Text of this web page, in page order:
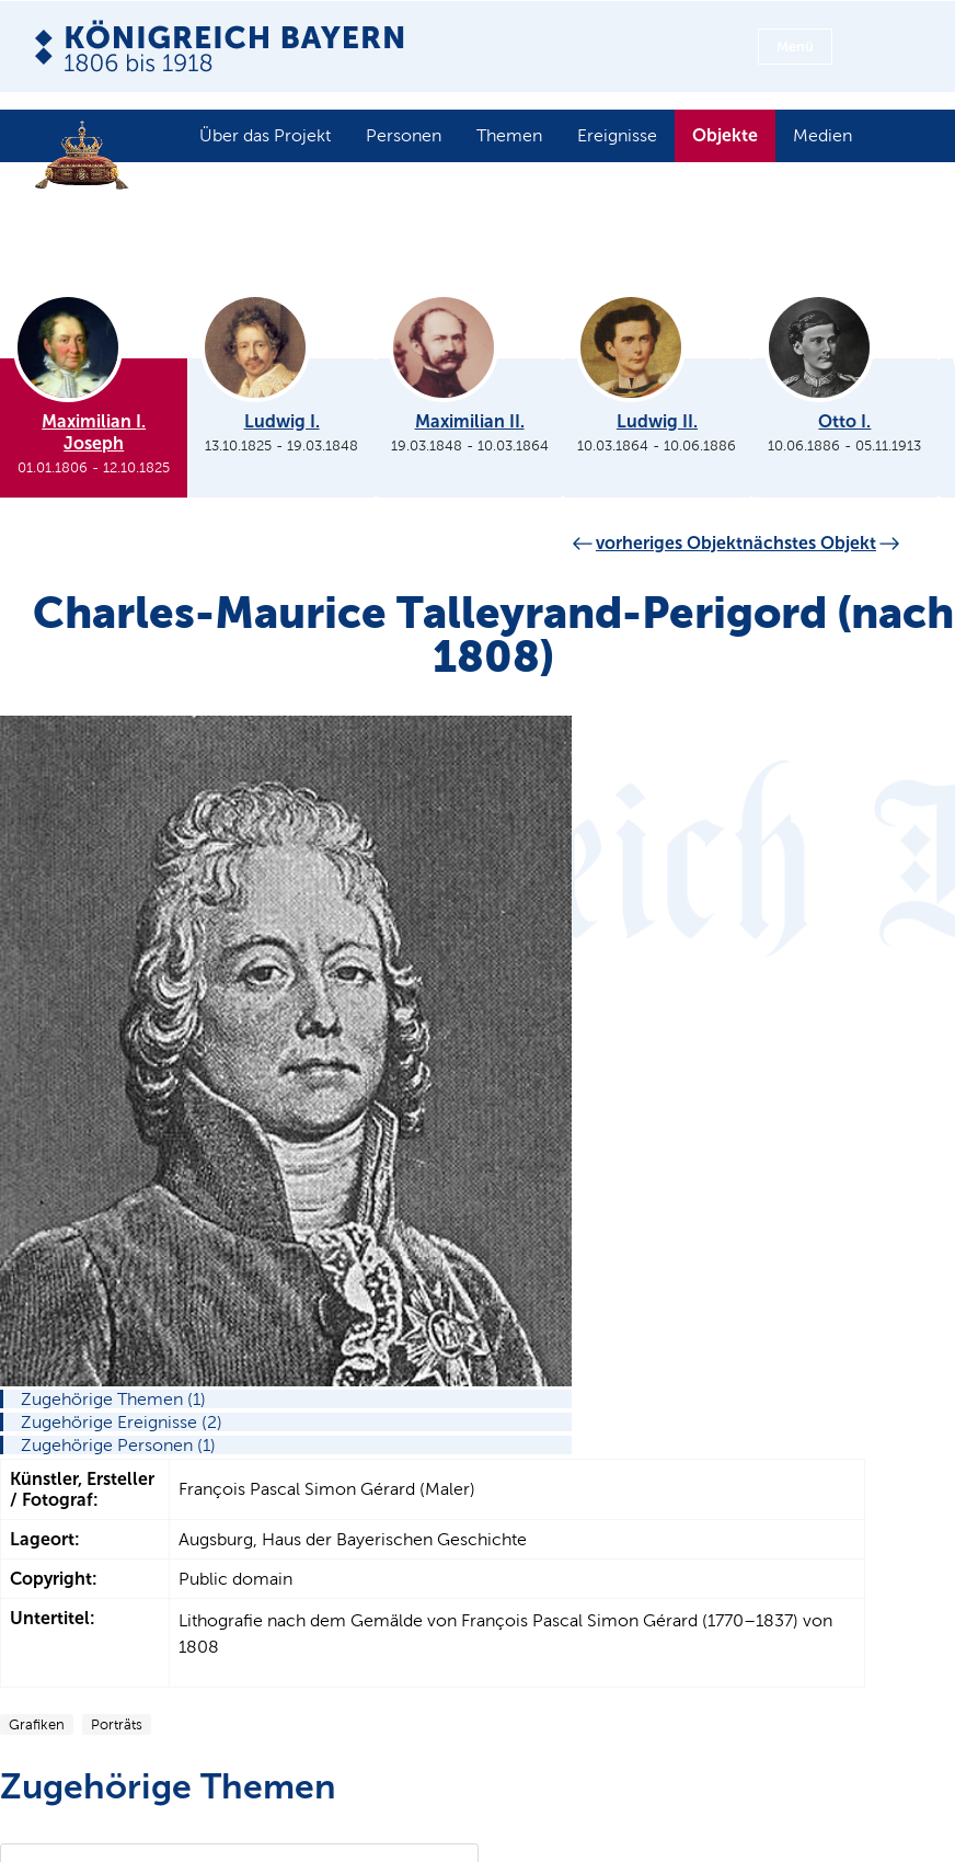
Über das Projekt Personen Themen Ereignisse Objekte Medien
Maximilian I.
Joseph
01.01.1806 -12.10.1825
Ludwig I.
13.10.1825 -19.03.1848
Maximilian II.
19.03.1848 - 10.03.1864
Ludwig II.
10.03.1864 -10.06.1886
Otto I.
10.06.1886 - 05.11.1913
vorheriges Objektnächstes Objekt
Charles-Maurice Talleyrand-Perigord (nach
1808)
Zugehörige Themen (1)
Zugehörige Ereignisse (2)
Zugehörige Personen (1)
Künstler, Ersteller
/ Fotograf:
François Pascal Simon Gérard (Maler)
Lageort: Augsburg, Haus der Bayerischen Geschichte
Copyright: Public domain
Untertitel:
Lithografie nach dem Gemälde von François Pascal Simon Gérard (1770–1837) von
1808
Grafiken Porträts
Zugehörige Themen